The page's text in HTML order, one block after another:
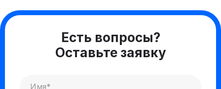
Есть вопросы?
Оставьте заявку